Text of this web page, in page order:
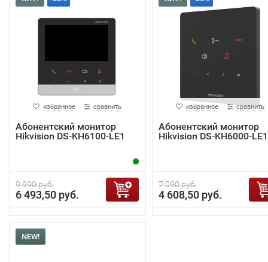
избранное сравнить
Абонентский монитор
Hikvision DS-KH6100-LE1
9 990 руб.
6 493,50 руб.
избранное сравнить
Абонентский монитор
Hikvision DS-KH6000-LE1
7 090 руб.
4 608,50 руб.
NEW!